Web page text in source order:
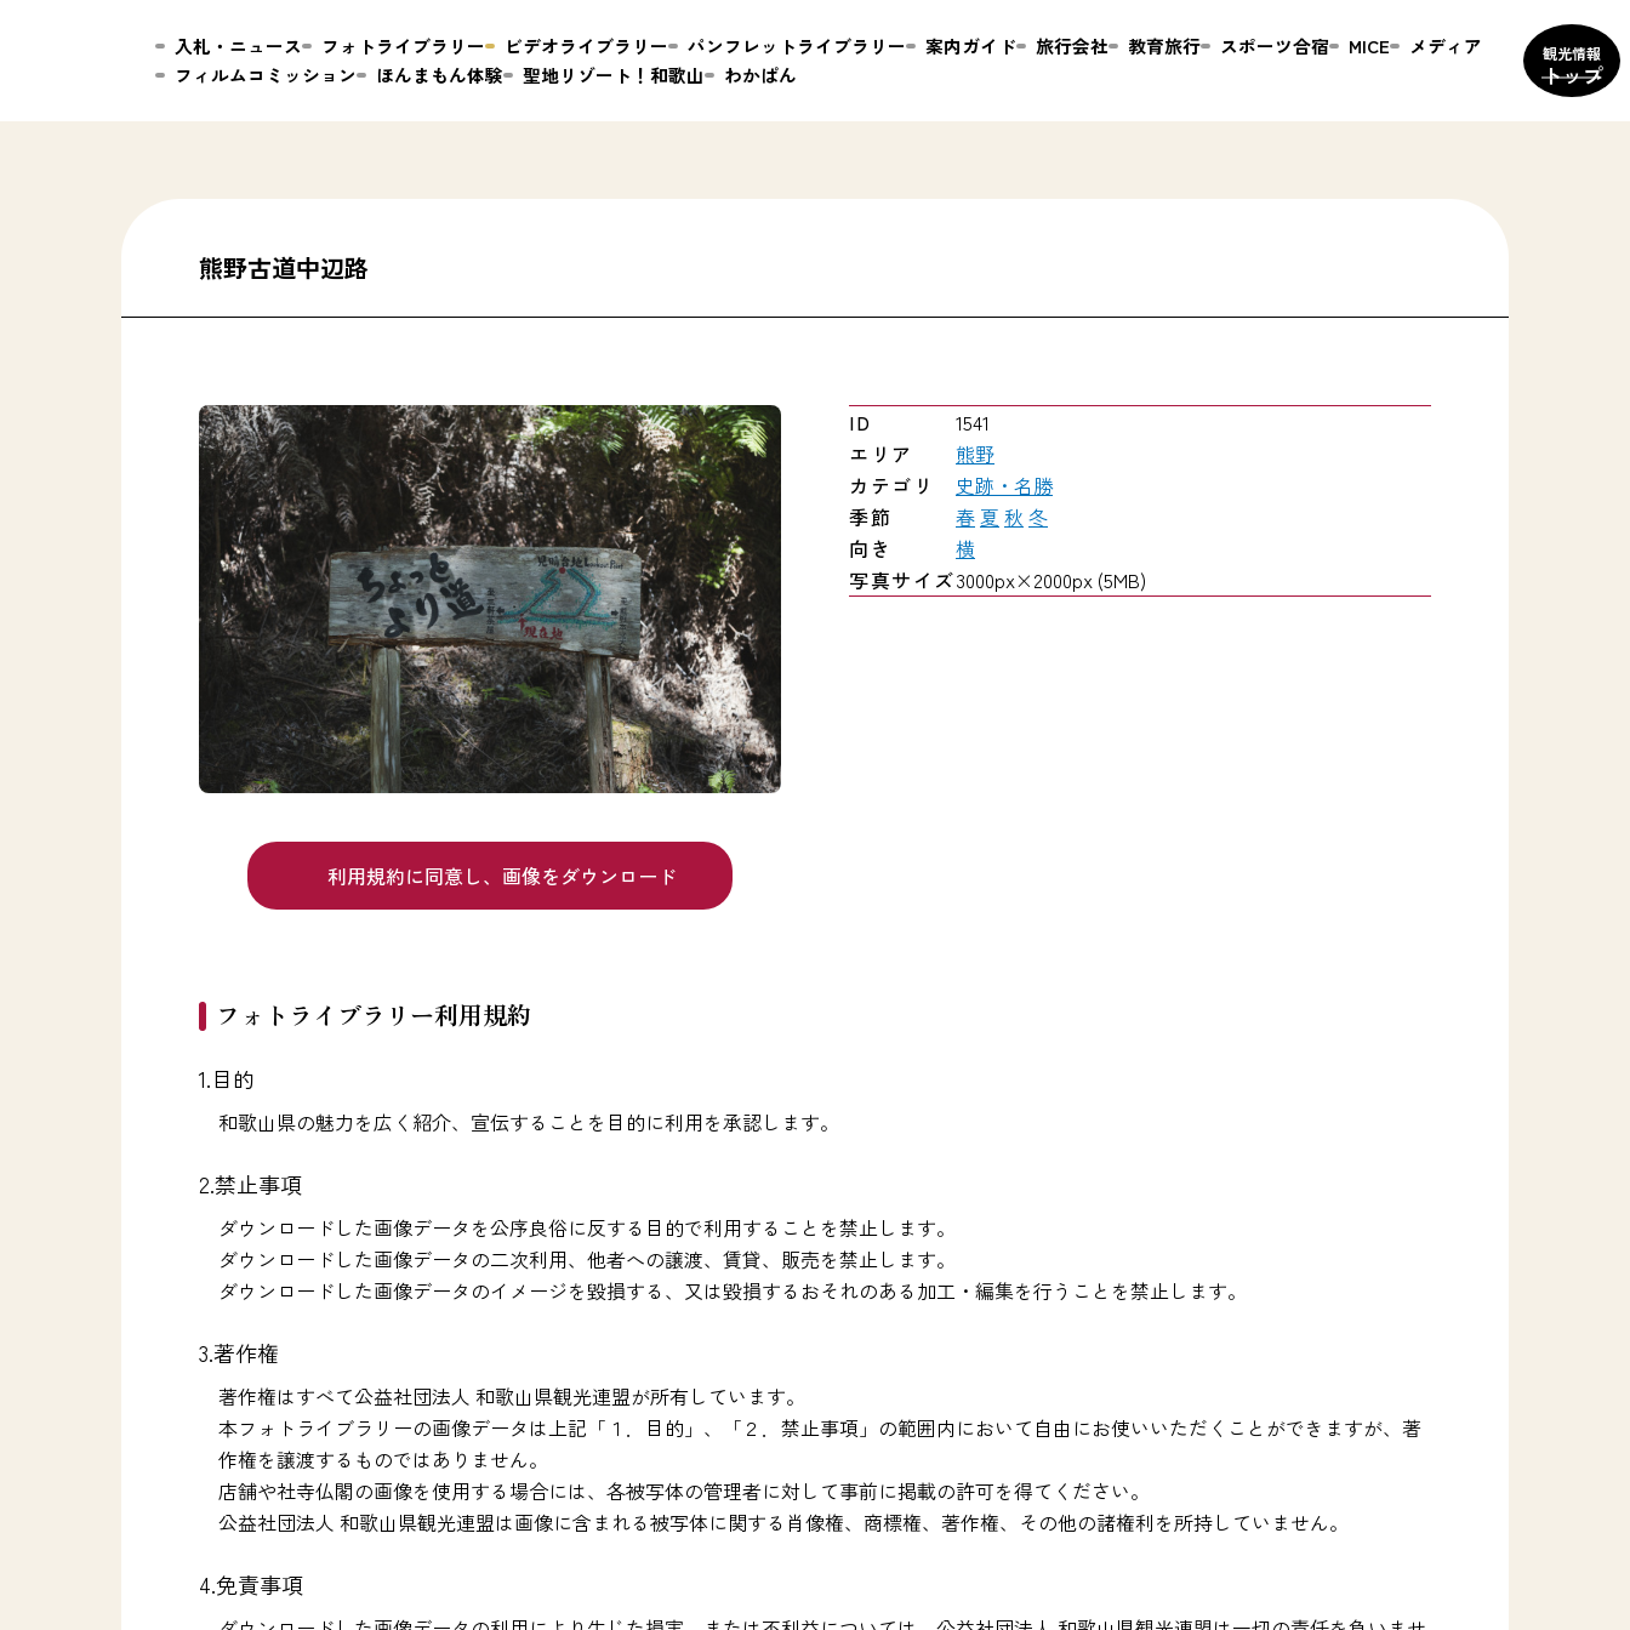
熊野古道中辺路
ID
1541
エリア
熊野
カテゴリ
史跡・名勝
季節
春夏 秋 冬
向き
横
写真サイズ3000px×2000px (5MB)
利用規約に同意し、 画像をダウンロード
フォトライブラリー利用規約
1.目的
和歌山県の魅力を広く紹介、宣伝することを目的に利用を承認します。
2.禁止事項
ダウンロードした画像データを公序良俗に反する目的で利用することを禁止します。
ダウンロードした画像データの二次利用、他者への譲渡、賃貸、販売を禁止します。
ダウンロードした画像データのイメージを毀損する、又は毀損するおそれのある加工・編集を行うことを禁止します。
3.著作権
著作権はすべて公益社団法人 和歌山県観光連盟が所有しています。
本フォトライブラリーの画像データは上記「１．目的」、「２．禁止事項」の範囲内において自由にお使いいただくことができますが、著
作権を譲渡するものではありません。
店舗や社寺仏閣の画像を使用する場合には、各被写体の管理者に対して事前に掲載の許可を得てください。
公益社団法人 和歌山県観光連盟は画像に含まれる被写体に関する肖像権、商標権、著作権、その他の諸権利を所持していません。
4.免責事項
入札・ニュース フォトライブラリー ビデオライブラリー パンフレットライブラリー 案内ガイド 旅行会社 教育旅行 スポーツ合宿 MICE
メディア
フィルムコミッション
ほんまもん体験 聖地リゾート！和歌山 わかぱん
観光情報
トップ